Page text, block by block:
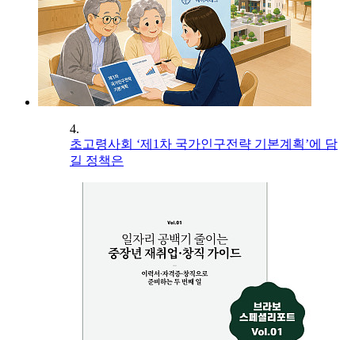
4.
초고령사회 ‘제1차 국가인구전략 기본계획’에 담
길 정책은